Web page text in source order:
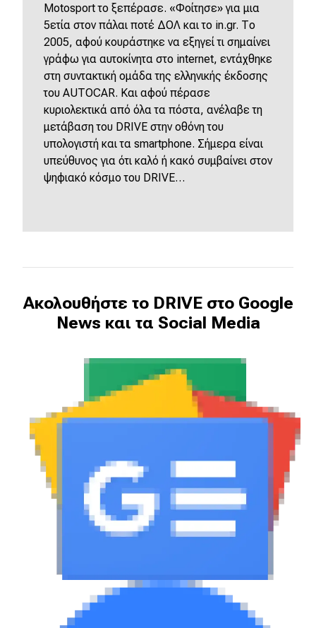
Motosport το ξεπέρασε. «Φοίτησε» για μια
5ετία στον πάλαι ποτέ ΔΟΛ και το in.gr. Το
2005, αφού κουράστηκε να εξηγεί τι σημαίνει
γράφω για αυτοκίνητα στο internet, εντάχθηκε
στη συντακτική ομάδα της ελληνικής έκδοσης
του AUTOCAR. Και αφού πέρασε
κυριολεκτικά από όλα τα πόστα, ανέλαβε τη
μετάβαση του DRIVE στην οθόνη του
υπολογιστή και τα smartphone. Σήμερα είναι
υπεύθυνος για ότι καλό ή κακό συμβαίνει στον
ψηφιακό κόσμο του DRIVE…
Ακολουθήστε το DRIVE στο Google
News και τα Social Media